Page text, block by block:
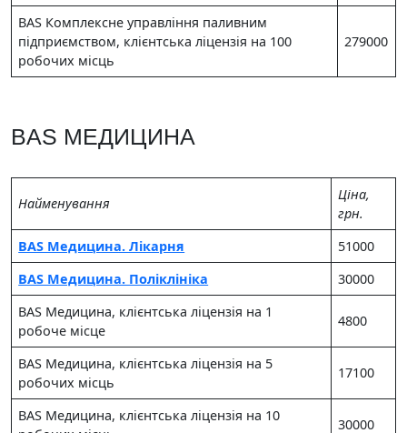
BAS Комплексне управління паливним
підприємством, клієнтська ліцензія на 100
робочих місць
279000
BAS МЕДИЦИНА
Найменування
Цiна,
грн.
BAS Медицина. Лікарня
51000
BAS Медицина. Поліклініка
30000
BAS Медицина, клієнтська ліцензія на 1
робоче місце
4800
BAS Медицина, клієнтська ліцензія на 5
робочих місць
17100
BAS Медицина, клієнтська ліцензія на 10
30000